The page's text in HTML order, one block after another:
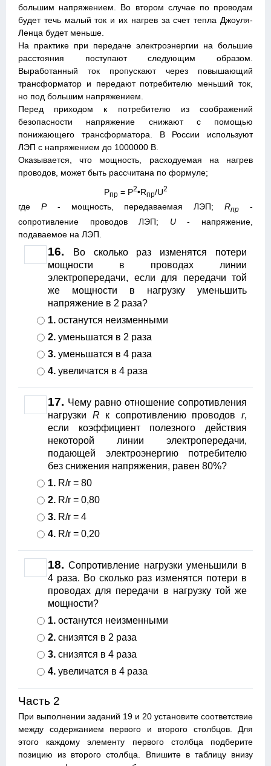
большим напряжением. Во втором случае по проводам
будет течь малый ток и их нагрев за счет тепла Джоуля-
Ленца будет меньше.
На практике при передаче электроэнергии на большие
расстояния поступают следующим образом.
Выработанный ток пропускают через повышающий
трансформатор и передают потребителю меньший ток,
но под большим напряжением.
Перед приходом к потребителю из соображений
безопасности напряжение снижают с помощью
понижающего трансформатора. В России используют
ЛЭП с напряжением до 1000000 В.
Оказывается, что мощность, расходуемая на нагрев
проводов, может быть рассчитана по формуле;
Рпр = Р2•Rпр/U2
где Р- мощность, передаваемая ЛЭП;Rпр
-
сопротивление проводов ЛЭП; U- напряжение,
подаваемое на ЛЭП.
16.
Во сколько раз изменятся потери
мощности в проводах линии
электропередачи, если для передачи той
же мощности в нагрузку уменьшить
напряжение в 2 раза?
1. останутся неизменными
2. уменьшатся в 2 раза
3. уменьшатся в 4 раза
4. увеличатся в 4 раза
17. Чему равно отношение сопротивления
нагрузки R к сопротивлению проводовr,
если коэффициент полезного действия
некоторой линии электропередачи,
подающей электроэнергию потребителю
без снижения напряжения, равен 80%?
1. R/r = 80
2. R/r = 0,80
3. R/r = 4
4. R/r = 0,20
18.Сопротивление нагрузки уменьшили в
4 раза. Во сколько раз изменятся потери в
проводах для передачи в нагрузку той же
мощности?
1. останутся неизменными
2. снизятся в 2 раза
3. снизятся в 4 раза
4. увеличатся в 4 раза
Часть 2
При выполнении заданий 19 и 20 установите соответствие
между содержанием первого и второго столбцов. Для
этого каждому элементу первого столбца подберите
позицию из второго столбца. Впишите в таблицу внизу